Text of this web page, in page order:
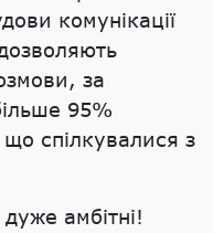
комунікації
за
95%
спілкувалися з
дуже амбітні!